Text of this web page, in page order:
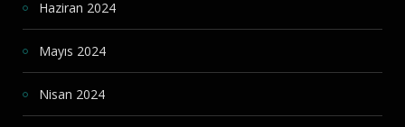
Haziran 2024
Mayıs 2024
Nisan 2024